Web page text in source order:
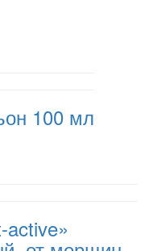
100 мл